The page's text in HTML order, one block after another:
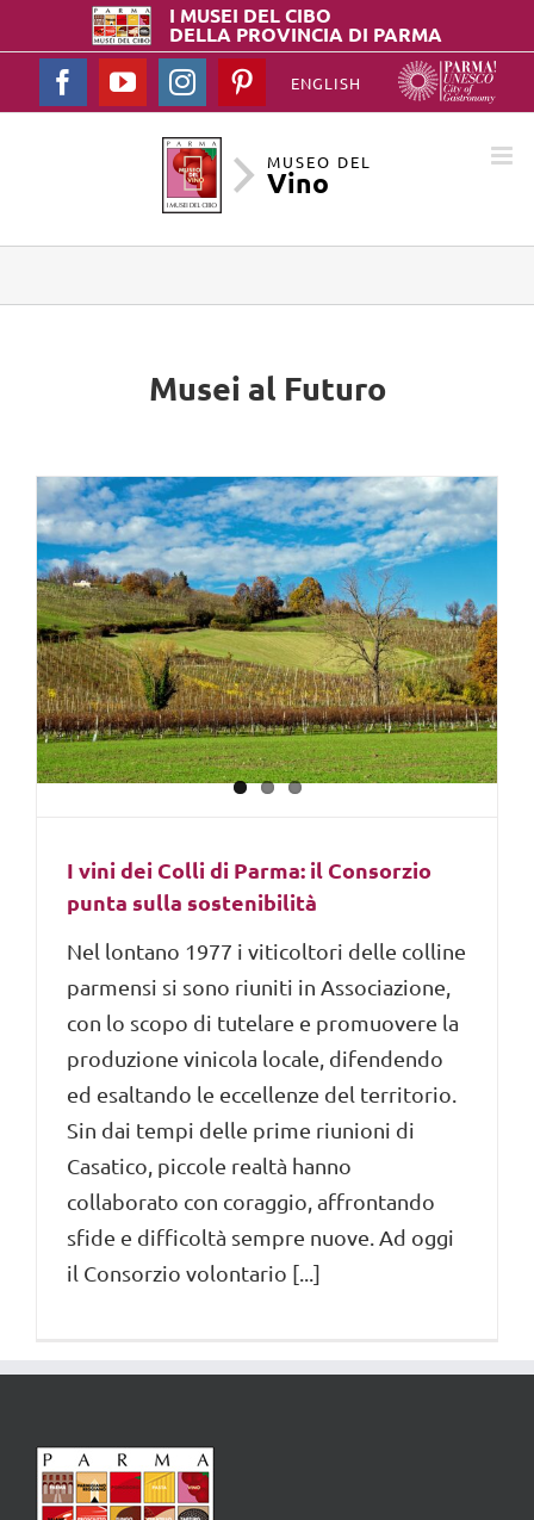
I MUSEI DELCIBO
DELLA PROVINCIA DI PARMA
ENGLISH
FacebookYouTubeInstagramPinterest
MUSEO DEL
Vino
Musei al Futuro
I vini dei Colli di Parma: il Consorzio
punta sulla sostenibilità
Nel lontano 1977 i viticoltori delle colline
parmensi si sono riuniti in Associazione,
con lo scopo di tutelare e promuovere la
produzione vinicola locale, difendendo
ed esaltando le eccellenze del territorio.
Sin dai tempi delle prime riunioni di
Casatico, piccole realtà hanno
collaborato con coraggio, affrontando
sfide e difficoltà sempre nuove. Ad oggi
il Consorzio volontario [...]